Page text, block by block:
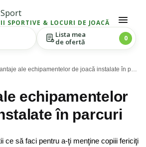
SPORTIVE & LOCURI DE JOACĂ
Lista mea
de ofertă
0
ale echipamentelor de joacă instalate în parcuri
echipamentelor
în parcuri
ce să faci pentru a-ţi menţine copiii fericiţi